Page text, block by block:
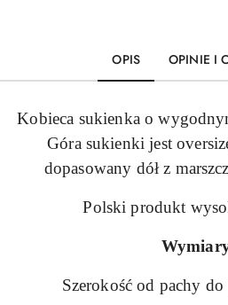
OPIS OPINIE I
Kobieca sukienka o
Góra sukienki jest
dopasowany dół z
Polski produkt
Szerokość od pachy